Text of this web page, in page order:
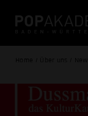
Home / Über uns /